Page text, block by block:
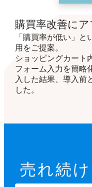
購買率改善に
「購買率が低い」
用をご提案。
ショッピングカート
フォーム入力を簡略
入した結果、導入前
した。
売れ続け